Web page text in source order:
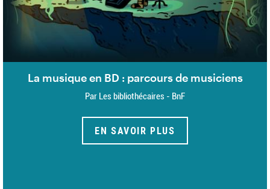
La musique en BD : parcours de musiciens
Par Les bibliothécaires - BnF
EN SAVOIR PLUS